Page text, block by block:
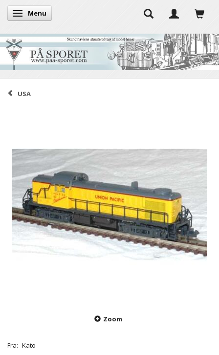
Skifte navigation
Menu
USA
Zoom
Fra: Kato